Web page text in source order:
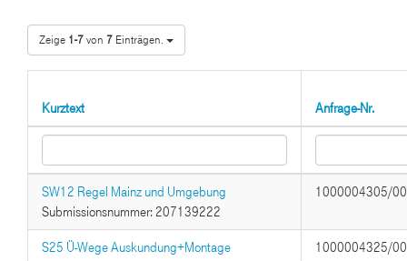
Zeige 1-7von 7 Einträgen.
Kurztext Anfrage-Nr.
SW12 Regel Mainz und Umgebung
Submissionsnummer: 207139222
1000004305/
S25 Ü-Wege Auskundung+Montage 1000004325/